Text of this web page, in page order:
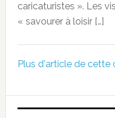
caricaturistes ». Les
« savourer à loisir […]
Plus d'article de cette